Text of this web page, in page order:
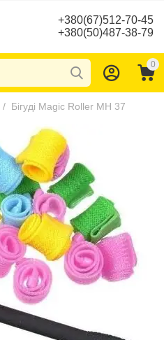
+380(67)512-70-45
+380(50)487-38-79
0
/ Бігуді Magic Roller MH 37